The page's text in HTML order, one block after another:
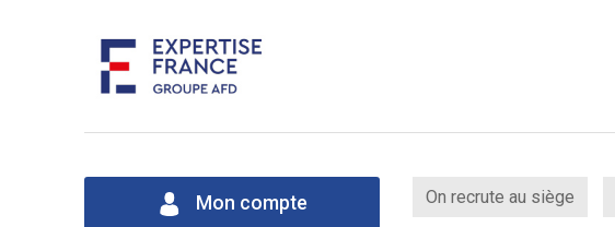
Mon compte On recrute au siège